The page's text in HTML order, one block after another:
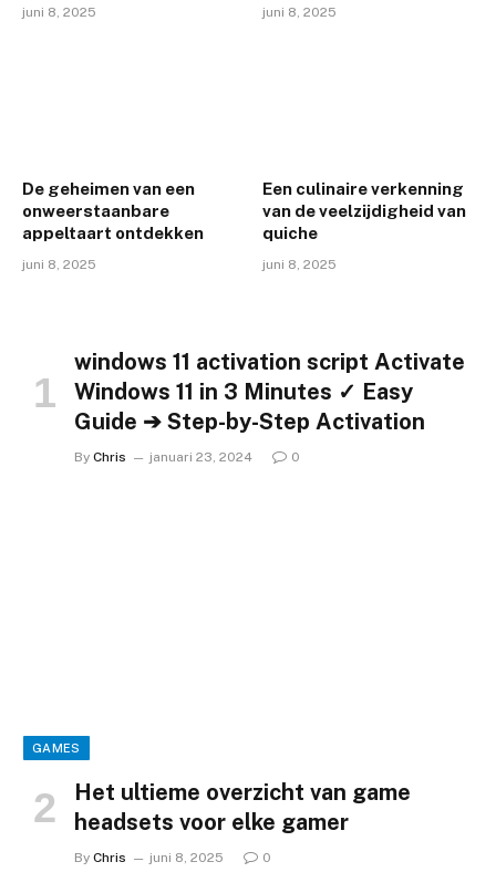
juni 8, 2025 juni 8, 2025
De geheimen van een
onweerstaanbare
appeltaart ontdekken
juni 8, 2025
Een culinaire verkenning
van de veelzijdigheid van
quiche
juni 8, 2025
windows 11 activation script Activate
Windows 11 in 3 Minutes ✓ Easy
Guide ➔ Step-by-Step Activation
By Chris januari 23, 2024 0
GAMES
Het ultieme overzicht van game
headsets voor elke gamer
By Chris juni 8, 2025 0